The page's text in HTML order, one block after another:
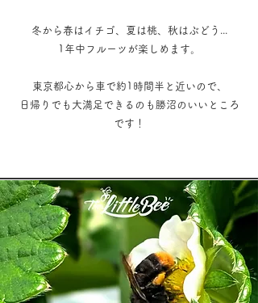
冬から春はイチゴ、夏は桃、秋はぶどう...
1年中フルーツが楽しめます。
東京都心から車で約1時間半と近いので、
日帰りでも大満足できるのも勝沼のいいところ
です！